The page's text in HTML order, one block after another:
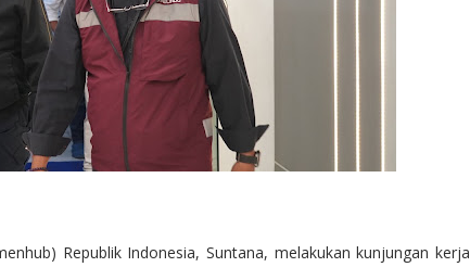
Republik Indonesia, Suntana, melakukan kunjungan kerja